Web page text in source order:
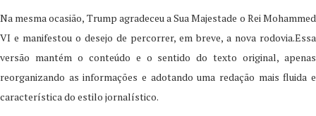
Na mesma ocasião, Trump agradeceu a Sua Majestade o Rei Mohammed
VI e manifestou o desejo de percorrer, em breve, a nova rodovia.Essa
versão mantém o conteúdo e o sentido do texto original, apenas
reorganizando as informações e adotando uma redação mais fluida e
característica do estilo jornalístico.